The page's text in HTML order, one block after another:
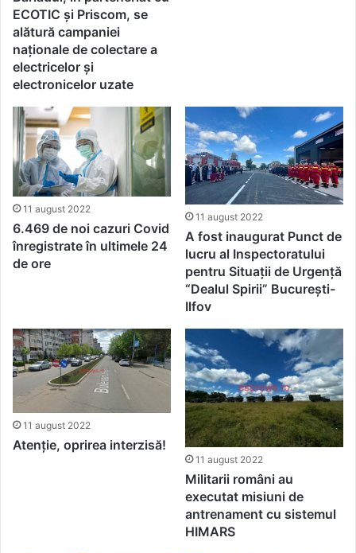
ECOTIC și Priscom, se
alătură campaniei
naționale de colectare a
electricelor și
electronicelor uzate
11 august 2022
6.469 de noi cazuri Covid
înregistrate în ultimele 24
de ore
11 august 2022
A fost inaugurat Punct de
lucru al Inspectoratului
pentru Situații de Urgență
“Dealul Spirii” București-
Ilfov
11 august 2022
Atenție, oprirea interzisă!
11 august 2022
Militarii români au
executat misiuni de
antrenament cu sistemul
HIMARS